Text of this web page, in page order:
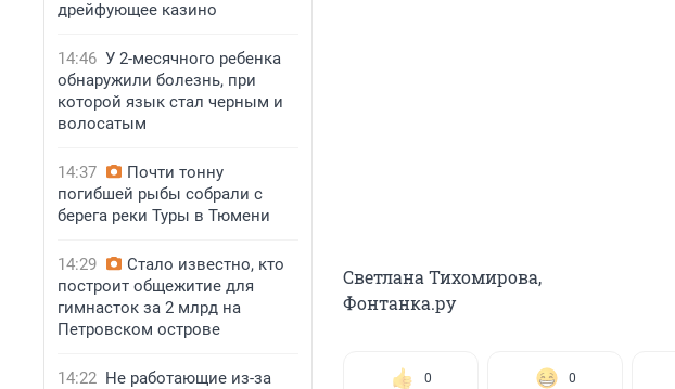
дрейфующее казино
14:46 У 2-месячного ребенка
обнаружили болезнь, при
которой язык стал черным и
волосатым
14:37
Почти тонну
погибшей рыбы собрали с
берега реки Туры в Тюмени
14:29
Стало известно, кто
построит общежитие для
гимнасток за 2 млрд на
Петровском острове
14:22 Не работающие из-за
Светлана Тихомирова,
Фонтанка.ру
0 0